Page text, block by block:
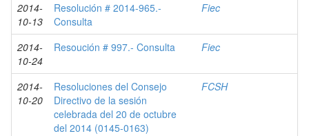
2014-
10-13
Resolución # 2014-965.-
Consulta
Fiec
2014-
10-24
Resoución # 997.- Consulta Fiec
2014-
10-20
Resoluciones del Consejo
Directivo de la sesión
celebrada del 20 de octubre
del 2014 (0145-0163)
FCSH